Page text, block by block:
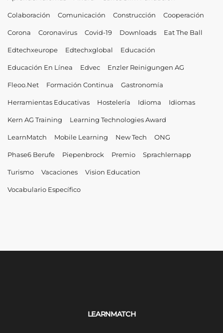
Colaboración Comunicación Construcción Cooperación
Corona Coronavirus Covid-19 Downloads Eat The Ball
Edtechxeurope Edtechxglobal Educación
Educación En Línea Edvec Enzler Reinigungen AG
Fleoo.net Formación Continua Gastronomía
Herramientas Educativas Hostelería Idioma Idiomas
Kern AG Training Learning Technologies Award
LearnMatch Mobile Learning New Tech ONG
Phase6 Berufe Piepenbrock Premio Sprachlernapp
Turismo Vacaciones Vision Education
Vocabulario Específico
LEARNMATCH